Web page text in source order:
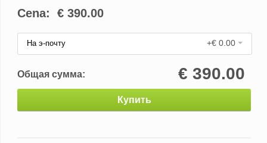
Cena: € 390.00
На э-почту +€ 0.00
Общая сумма: € 390.00
Купить